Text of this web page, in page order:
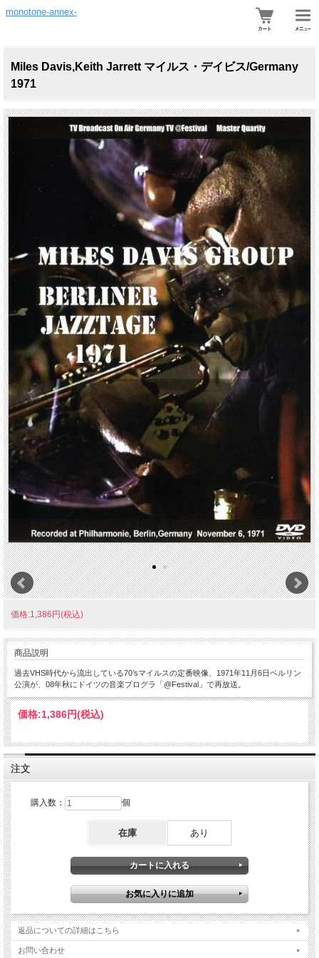
monotone-annex-
Miles Davis,Keith Jarrett マイルス・デイビス/Germany
1971
価格:1,386円(税込)
商品説明
過去VHS時代から流出している70’sマイルスの定番映像、1971年11月6日ベルリン
公演が、08年秋にドイツの音楽プログラ「@Festival」で再放送。
価格:1,386円(税込)
注文
購入数： 個
在庫 あり
返品についての詳細はこちら
お問い合わせ